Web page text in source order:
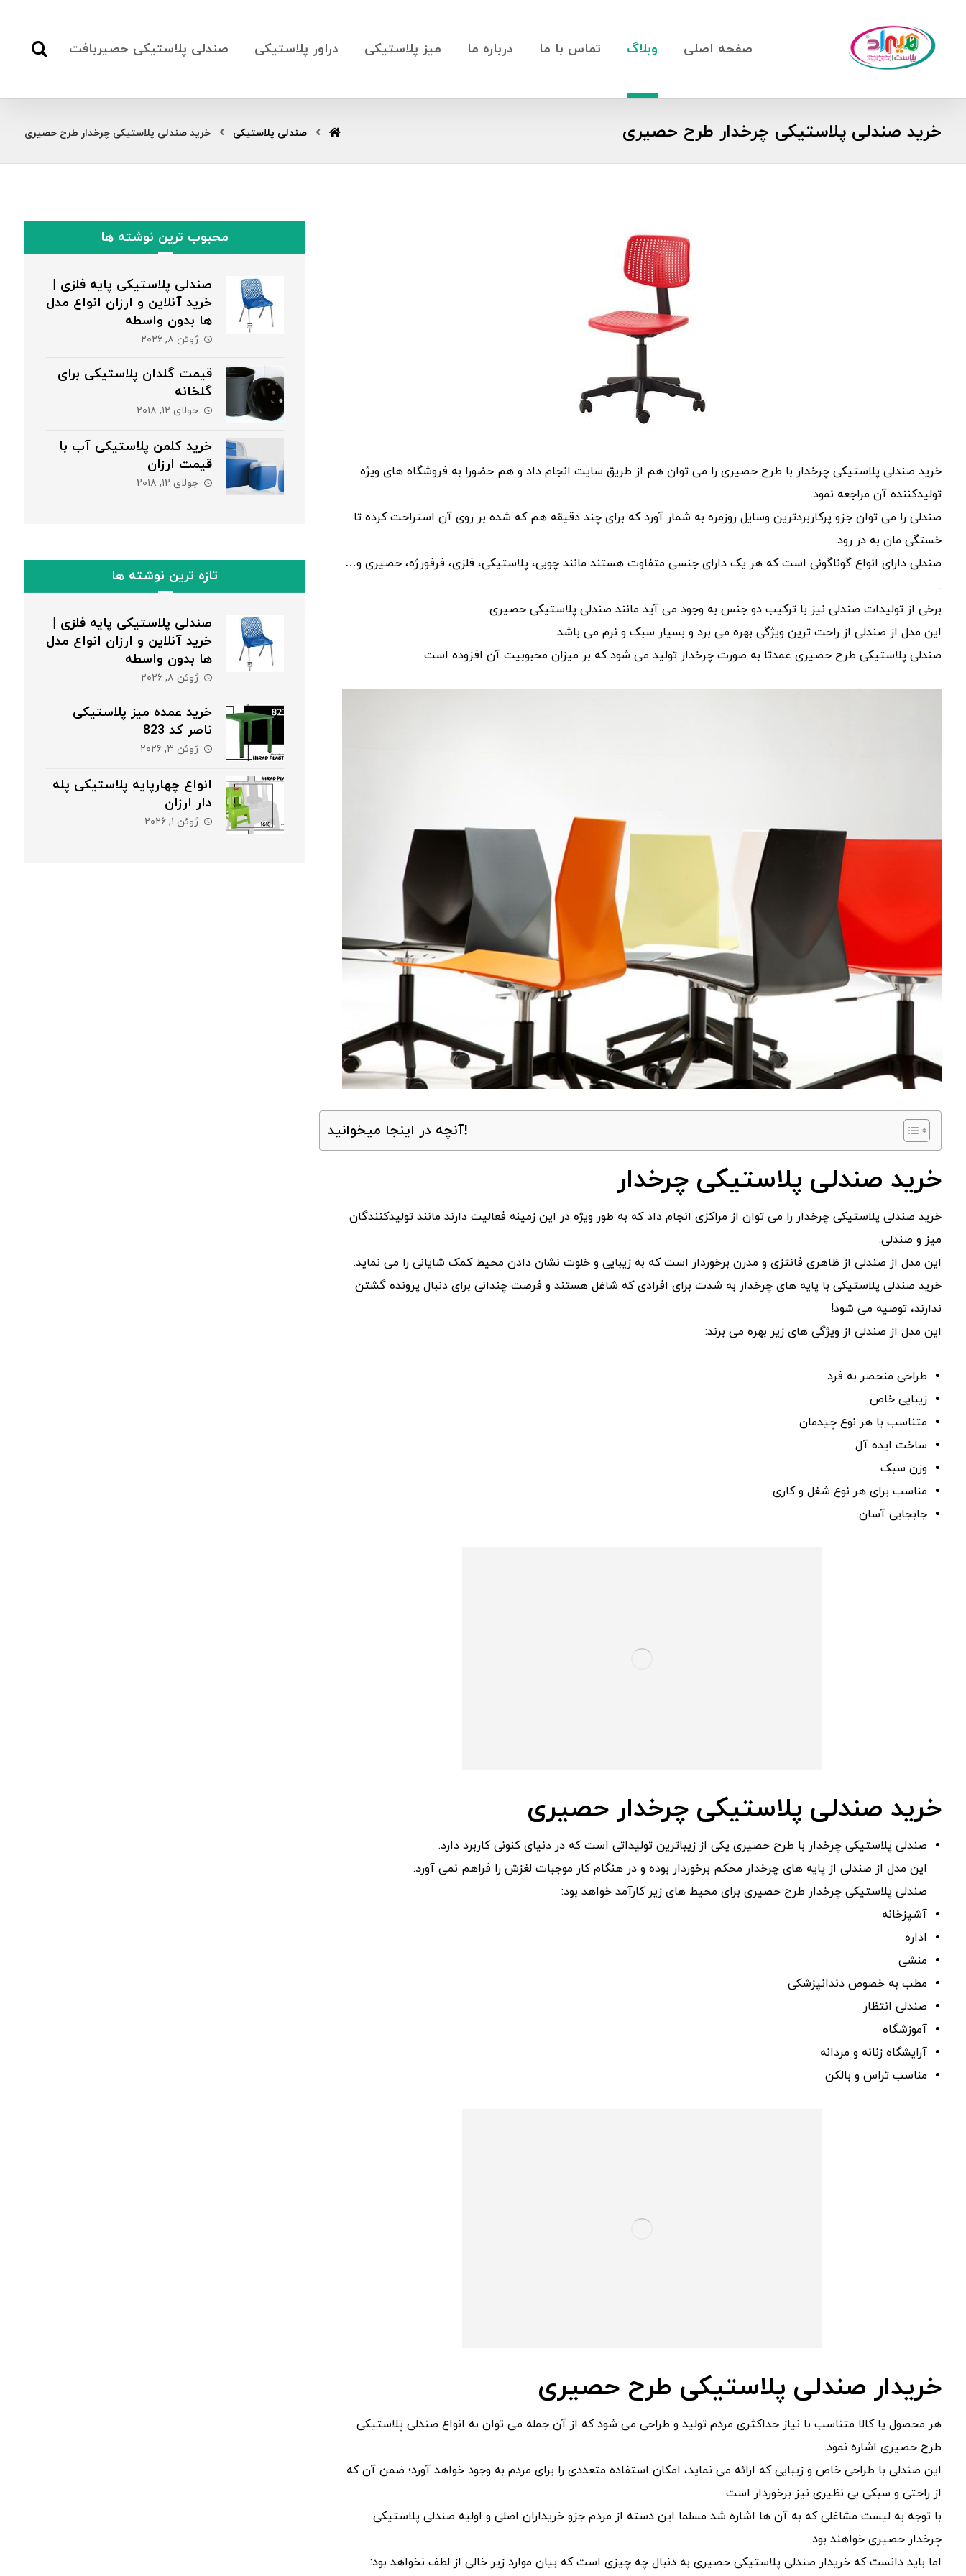
صفحه اصلی وبلاگ تماس با ما درباره ما میز پلاستیکی دراور پلاستیکی صندلی پلاستیکی حصیربافت
خرید صندلی پلاستیکی چرخدار طرح حصیری صندلی پلاستیکی خرید صندلی پلاستیکی چرخدار طرح حصیری
خرید صندلی پلاستیکی چرخدار با طرح حصیری را می توان هم از طریق سایت انجام داد و هم حضورا به فروشگاه های ویژه
تولیدکننده آن مراجعه نمود.
صندلی را می توان جزو پرکاربردترین وسایل روزمره به شمار آورد که برای چند دقیقه هم که شده بر روی آن استراحت کرده تا
خستگی مان به در رود.
صندلی دارای انواع گوناگونی است که هر یک دارای جنسی متفاوت هستند مانند چوبی، پلاستیکی، فلزی، فرفورژه، حصیری و…
.
برخی از تولیدات صندلی نیز با ترکیب دو جنس به وجود می آید مانند صندلی پلاستیکی حصیری.
این مدل از صندلی از راحت ترین ویژگی بهره می برد و بسیار سبک و نرم می باشد.
صندلی پلاستیکی طرح حصیری عمدتا به صورت چرخدار تولید می شود که بر میزان محبوبیت آن افزوده است.
آنچه در اینجا میخوانید!
خرید صندلی پلاستیکی چرخدار
خرید صندلی پلاستیکی چرخدار را می توان از مراکزی انجام داد که به طور ویژه در این زمینه فعالیت دارند مانند تولیدکنندگان
میز و صندلی.
این مدل از صندلی از ظاهری فانتزی و مدرن برخوردار است که به زیبایی و خلوت نشان دادن محیط کمک شایانی را می نماید.
خرید صندلی پلاستیکی با پایه های چرخدار به شدت برای افرادی که شاغل هستند و فرصت چندانی برای دنبال پرونده گشتن
ندارند، توصیه می شود!
این مدل از صندلی از ویژگی های زیر بهره می برند:
طراحی منحصر به فرد
زیبایی خاص
متناسب با هر نوع چیدمان
ساخت ایده آل
وزن سبک
مناسب برای هر نوع شغل و کاری
جابجایی آسان
خرید صندلی پلاستیکی چرخدار حصیری
صندلی پلاستیکی چرخدار با طرح حصیری یکی از زیباترین تولیداتی است که در دنیای کنونی کاربرد دارد.
این مدل از صندلی از پایه های چرخدار محکم برخوردار بوده و در هنگام کار موجبات لغزش را فراهم نمی آورد.
صندلی پلاستیکی چرخدار طرح حصیری برای محیط های زیر کارآمد خواهد بود:
آشپزخانه
اداره
منشی
مطب به خصوص دندانپزشکی
صندلی انتظار
آموزشگاه
آرایشگاه زنانه و مردانه
مناسب تراس و بالکن
خریدار صندلی پلاستیکی طرح حصیری
هر محصول یا کالا متناسب با نیاز حداکثری مردم تولید و طراحی می شود که از آن جمله می توان به انواع صندلی پلاستیکی
طرح حصیری اشاره نمود.
این صندلی با طراحی خاص و زیبایی که ارائه می نماید، امکان استفاده متعددی را برای مردم به وجود خواهد آورد؛ ضمن آن که
از راحتی و سبکی بی نظیری نیز برخوردار است.
با توجه به لیست مشاغلی که به آن ها اشاره شد مسلما این دسته از مردم جزو خریداران اصلی و اولیه صندلی پلاستیکی
چرخدار حصیری خواهند بود.
اما باید دانست که خریدار صندلی پلاستیکی حصیری به دنبال چه چیزی است که بیان موارد زیر خالی از لطف نخواهد بود:
محبوب ترین نوشته ها
صندلی پلاستیکی پایه فلزی |
خرید آنلاین و ارزان انواع مدل
ها بدون واسطه
ژوئن ۸, ۲۰۲۶
قیمت گلدان پلاستیکی برای
گلخانه
جولای ۱۲, ۲۰۱۸
خرید کلمن پلاستیکی آب با
قیمت ارزان
جولای ۱۲, ۲۰۱۸
تازه ترین نوشته ها
صندلی پلاستیکی پایه فلزی |
خرید آنلاین و ارزان انواع مدل
ها بدون واسطه
ژوئن ۸, ۲۰۲۶
خرید عمده میز پلاستیکی
ناصر کد 823
ژوئن ۳, ۲۰۲۶
انواع چهارپایه پلاستیکی پله
دار ارزان
ژوئن ۱, ۲۰۲۶